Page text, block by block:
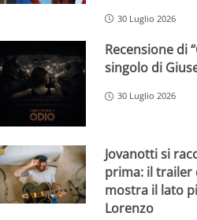
30 Luglio 2026
Recensione di
singolo di
30 Luglio 2026
Jovanotti si
prima: il trailer
mostra il lato
Lorenzo